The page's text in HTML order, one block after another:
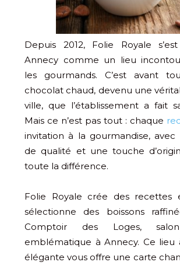
Depuis 2012, Folie Royale
Annecy comme un lieu
les gourmands. C’est avant
chocolat chaud, devenu une
ville, que l’établissement a fait
Mais ce n’est pas tout : chaque
invitation à la gourmandise, avec
de qualité et une touche
toute la différence.
Folie Royale crée des recettes
sélectionne des boissons
Comptoir des Loges,
emblématique à Annecy. Ce lieu
élégante vous offre une carte